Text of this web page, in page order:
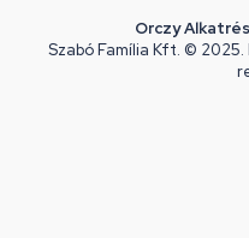
Orczy
Szabó Família Kft. ©